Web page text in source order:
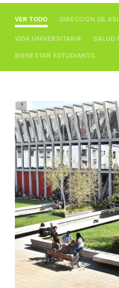
VER TODO DIRECCIÓN DE
VIDA UNIVERSITARIA
SALUD
BIENESTAR ESTUDIANTIL